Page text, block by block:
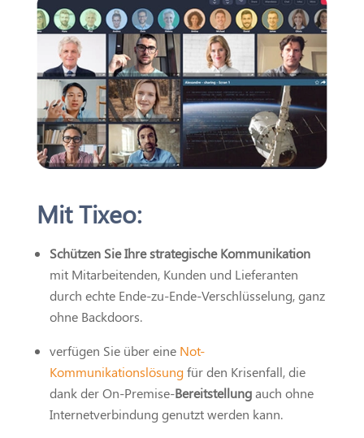
Mit Tixeo:
Schützen Sie Ihre strategische Kommunikation
mit Mitarbeitenden, Kunden und Lieferanten
durch echte Ende-zu-Ende-Verschlüsselung, ganz
ohne Backdoors.
verfügen Sie über eine Not-
Kommunikationslösungfür den Krisenfall, die
dank der On-Premise-Bereitstellungauch ohne
Internetverbindung genutzt werden kann.